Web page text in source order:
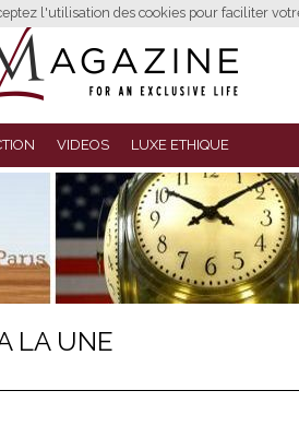
l'utilisation des cookies pour faciliter
VIDEOS LUXE ETHIQUE
LA UNE